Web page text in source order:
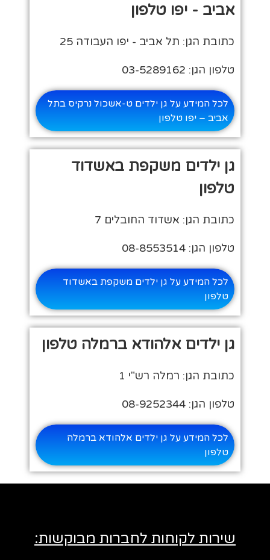
אביב - יפו טלפון
כתובת הגן: תל אביב - יפו העבודה 25
טלפון הגן: 03-5289162
לכל המידע על גן ילדים ט-אשכול נרקיס בתל
אביב – יפו טלפון
גן ילדים משקפת באשדוד
טלפון
כתובת הגן: אשדוד החובלים 7
טלפון הגן: 08-8553514
לכל המידע על גן ילדים משקפת באשדוד
טלפון
גן ילדים אלהודא ברמלה טלפון
כתובת הגן: רמלה רש"י 1
טלפון הגן: 08-9252344
לכל המידע על גן ילדים אלהודא ברמלה
טלפון
שירות לקוחות לחברות מבוקשות: